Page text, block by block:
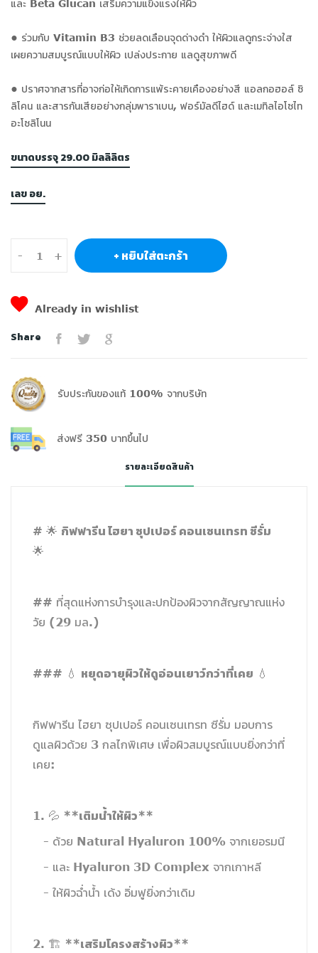
และ Beta Glucan เสริมความแข็งแรงให้ผิว
• ร่วมกับ Vitamin B3 ช่วยลดเลือนจุดด่างดำ ให้ผิวแลดูกระจ่างใส
เผยความสมบูรณ์แบบให้ผิว เปล่งประกาย แลดูสุขภาพดี
• ปราศจากสารที่อาจก่อให้เกิดการแพ้ระคายเคืองอย่างสี แอลกอฮอล์ ซิ
ลิโคน และสารกันเสียอย่างกลุ่มพาราเบน, ฟอร์มัลดีไฮด์ และเมทิลไอโซไท
อะโซลิโนน
ขนาดบรรจุ 29.00 มิลลิลิตร
เลข อย.
- + + หยิบใส่ตะกร้า
Already in wishlist
Share
รับประกันของแท้ 100% จากบริษัท
ส่งฟรี 350 บาทขึ้นไป
รายละเอียดสินค้า
# 🌟 กิฟฟารีน ไฮยา ซุปเปอร์ คอนเซนเทรท ซีรั่ม
🌟
## ที่สุดแห่งการบำรุงและปกป้องผิวจากสัญญาณแห่ง
วัย (29 มล.)
### 💧 หยุดอายุผิวให้ดูอ่อนเยาว์กว่าที่เคย 💧
กิฟฟารีน ไฮยา ซุปเปอร์ คอนเซนเทรท ซีรั่ม มอบการ
ดูแลผิวด้วย 3 กลไกพิเศษ เพื่อผิวสมบูรณ์แบบยิ่งกว่าที่
เคย:
1. 💦 **เติมน้ำให้ผิว**
- ด้วย Natural Hyaluron 100% จากเยอรมนี
- และ Hyaluron 3D Complex จากเกาหลี
- ให้ผิวฉ่ำน้ำ เด้ง อิ่มฟูยิ่งกว่าเดิม
2. 🏗️ **เสริมโครงสร้างผิว**